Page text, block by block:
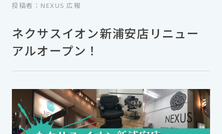
ネクサスイオン新浦安店リニュー
アルオープン！
投稿者：NEXUS 広報